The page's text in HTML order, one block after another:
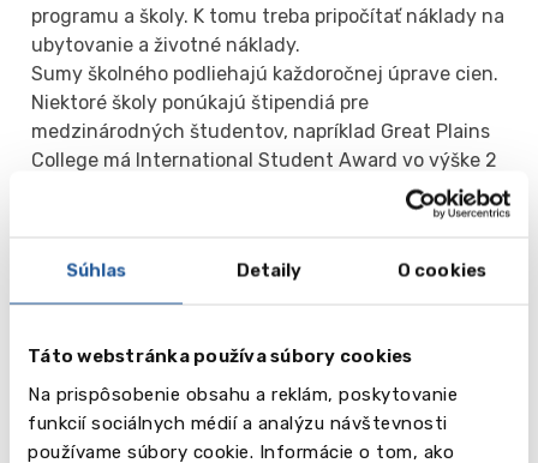
Súhlas Detaily O cookies
Táto webstránka používa súbory cookies
Na prispôsobenie obsahu a reklám, poskytovanie
funkcií sociálnych médií a analýzu návštevnosti
používame súbory cookie. Informácie o tom, ako
programu a školy. K tomu treba pripočítať náklady na
ubytovanie a životné náklady.
Sumy školného podliehajú každoročnej úprave cien.
Niektoré školy ponúkajú štipendiá pre
medzinárodných študentov, napríklad Great Plains
College má International Student Award vo výške 2
000 CAD pre pokračujúcich študentov. Pre
detailnejšie informácie je vhodné kontaktovať
Ubytovanie
Žiadna zo škôl nemá vlastné internáty, preto si
študenti zabezpečujú ubytovanie samostatne v
blízkosti kampusov.